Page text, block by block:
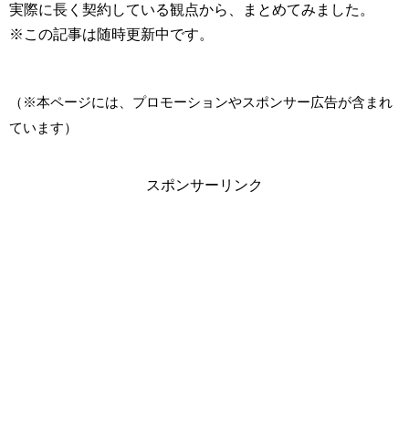
実際に長く契約している観点から、まとめてみました。
※この記事は随時更新中です。
（※本ページには、プロモーションやスポンサー広告が含まれ
ています）
スポンサーリンク